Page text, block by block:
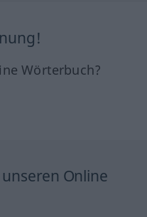
Wörterbuch?
Online